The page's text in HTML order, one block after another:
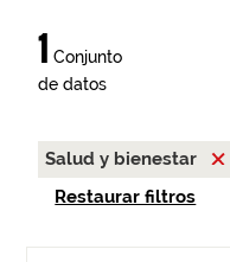
1 Conjunto
de datos
Salud y bienestar
Restaurar filtros